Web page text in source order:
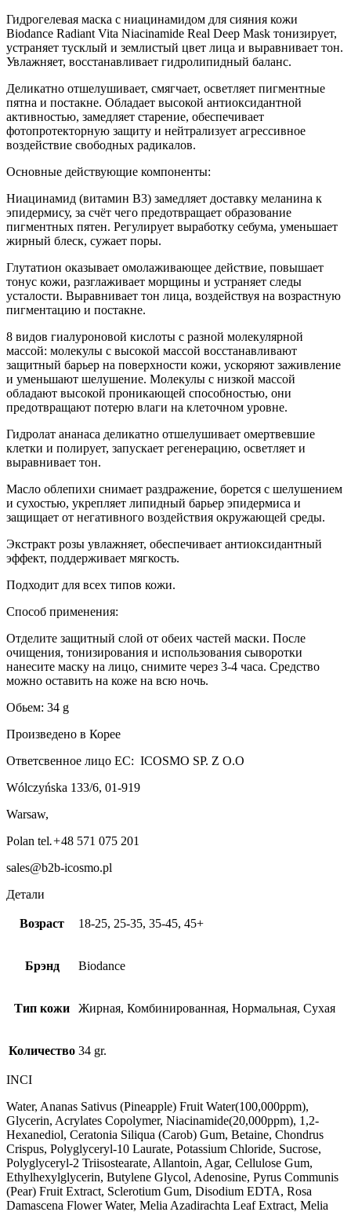
Real
Deep
Mask
Гидрогелевая
с
ниацинамидом
для
сияния
кожи
Гидрогелевая маска с ниацинамидом для сияния кожи
Biodance Radiant Vita Niacinamide Real Deep Mask тонизирует,
устраняет тусклый и землистый цвет лица и выравнивает тон.
Увлажняет, восстанавливает гидролипидный баланс.
Деликатно отшелушивает, смягчает, осветляет пигментные
пятна и постакне. Обладает высокой антиоксидантной
активностью, замедляет старение, обеспечивает
фотопротекторную защиту и нейтрализует агрессивное
воздействие свободных радикалов.
Основные действующие компоненты:
Ниацинамид (витамин B3) замедляет доставку меланина к
эпидермису, за счёт чего предотвращает образование
пигментных пятен. Регулирует выработку себума, уменьшает
жирный блеск, сужает поры.
Глутатион оказывает омолаживающее действие, повышает
тонус кожи, разглаживает морщины и устраняет следы
усталости. Выравнивает тон лица, воздействуя на возрастную
пигментацию и постакне.
8 видов гиалуроновой кислоты с разной молекулярной
массой: молекулы с высокой массой восстанавливают
защитный барьер на поверхности кожи, ускоряют заживление
и уменьшают шелушение. Молекулы с низкой массой
обладают высокой проникающей способностью, они
предотвращают потерю влаги на клеточном уровне.
Гидролат ананаса деликатно отшелушивает омертвевшие
клетки и полирует, запускает регенерацию, осветляет и
выравнивает тон.
Масло облепихи снимает раздражение, борется с шелушением
и сухостью, укрепляет липидный барьер эпидермиса и
защищает от негативного воздействия окружающей среды.
Экстракт розы увлажняет, обеспечивает антиоксидантный
эффект, поддерживает мягкость.
Подходит для всех типов кожи.
Способ применения:
Отделите защитный слой от обеих частей маски. После
очищения, тонизирования и использования сыворотки
нанесите маску на лицо, снимите через 3-4 часа. Средство
можно оставить на коже на всю ночь.
Обьем: 34 g
Произведено в Корее
Ответсвенное лицо ЕС: ICOSMO SP. Z O.O
Wólczyńska 133/6, 01-919
Warsaw,
Polan tel.+48 571 075 201
sales@b2b-icosmo.pl
Детали
Возраст 18-25, 25-35, 35-45, 45+
Брэнд Biodance
Тип кожи Жирная, Комбинированная, Нормальная, Сухая
Количество 34 gr.
INCI
Water, Ananas Sativus (Pineapple) Fruit Water(100,000ppm),
Glycerin, Acrylates Copolymer, Niacinamide(20,000ppm), 1,2-
Hexanediol, Ceratonia Siliqua (Carob) Gum, Betaine, Chondrus
Crispus, Polyglyceryl-10 Laurate, Potassium Chloride, Sucrose,
Polyglyceryl-2 Triisostearate, Allantoin, Agar, Cellulose Gum,
Ethylhexylglycerin, Butylene Glycol, Adenosine, Pyrus Communis
(Pear) Fruit Extract, Sclerotium Gum, Disodium EDTA, Rosa
Damascena Flower Water, Melia Azadirachta Leaf Extract, Melia